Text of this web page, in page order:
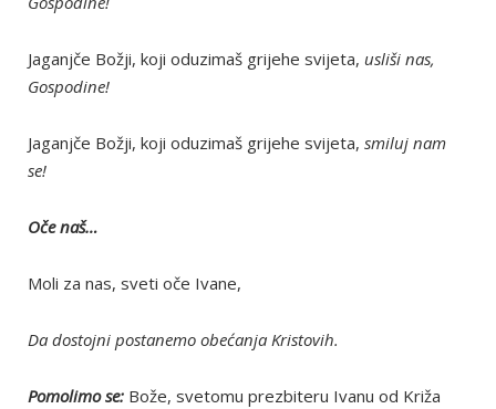
Jaganjče Božji, koji oduzimaš grijehe svijeta, usliši nas,
Gospodine!
Jaganjče Božji, koji oduzimaš grijehe svijeta, smiluj nam
se!
Oče naš…
Moli za nas, sveti oče Ivane,
Da dostojni postanemo obećanja Kristovih.
Pomolimo se: Bože, svetomu prezbiteru Ivanu od Križa